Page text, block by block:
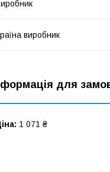
виробник
для
1 071 ₴